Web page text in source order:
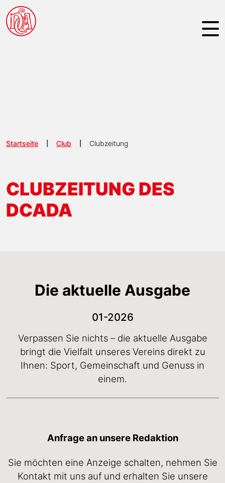
NAVIGATION ÜBERSPRINGEN
Startseite Club Clubzeitung
CLUBZEITUNG DES
DCADA
Die aktuelle Ausgabe
01-2026
Verpassen Sie nichts – die aktuelle Ausgabe
bringt die Vielfalt unseres Vereins direkt zu
Ihnen: Sport, Gemeinschaft und Genuss in
einem.
Anfrage an unsere Redaktion
Sie möchten eine Anzeige schalten, nehmen Sie
Kontakt mit uns auf und erhalten Sie unsere